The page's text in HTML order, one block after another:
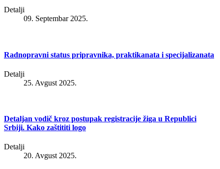
Detalji
09. Septembar 2025.
Radnopravni status pripravnika, praktikanata i specijalizanata
Detalji
25. Avgust 2025.
Detaljan vodič kroz postupak registracije žiga u Republici
Srbiji. Kako zaštititi logo
Detalji
20. Avgust 2025.